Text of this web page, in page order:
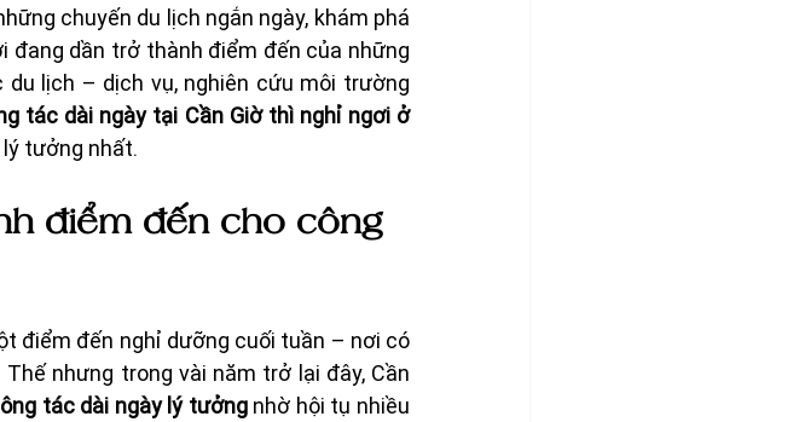
chuyến du lịch ngắn ngày, khám phá
đang dần trở thành điểm đến của những
lịch – dịch vụ, nghiên cứu môi trường
tác dài ngày tại Cần Giờ thì nghỉ ngơi ở
tưởng nhất.
điểm đến cho công
điểm đến nghỉ dưỡng cuối tuần – nơi có
nhưng trong vài năm trở lại đây, Cần
tác dài ngày lý tưởng nhờ hội tụ nhiều